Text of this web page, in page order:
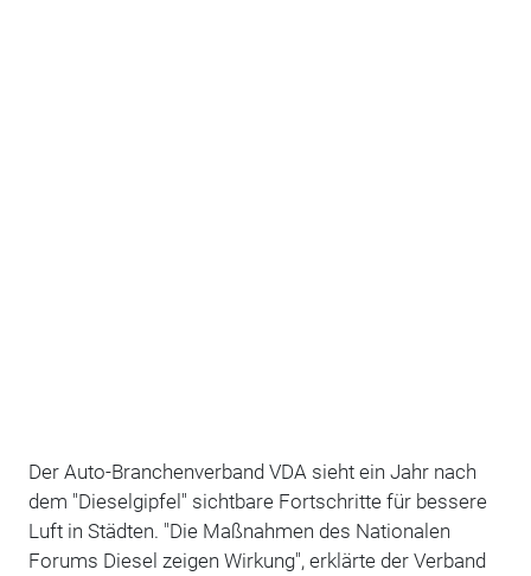
Der Auto-Branchenverband VDA sieht ein Jahr nach
dem "Dieselgipfel" sichtbare Fortschritte für bessere
Luft in Städten. "Die Maßnahmen des Nationalen
Forums Diesel zeigen Wirkung", erklärte der Verband